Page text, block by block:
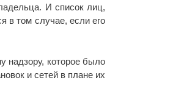
И список лиц,
в том случае, если его
надзору, которое было
и сетей в плане их